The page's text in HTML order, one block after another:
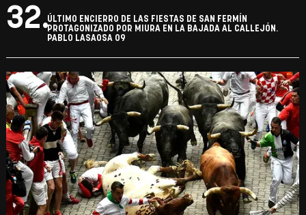
32.ÚLTIMO ENCIERRO DE LAS FIESTAS DE SAN FERMÍN
PROTAGONIZADO POR MIURA EN LA BAJADA AL CALLEJÓN.
PABLO LASAOSA 09